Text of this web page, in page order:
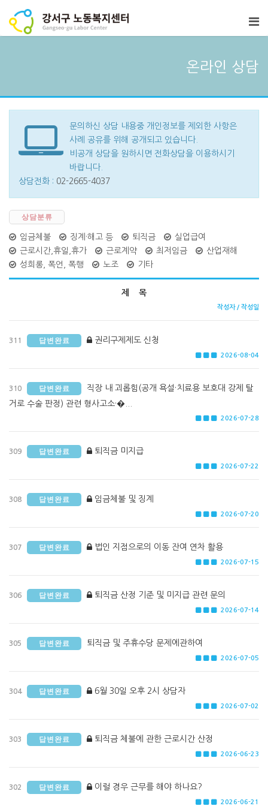
온라인 상담
문의하신 상담 내용중 개인정보를 제외한 사항은
사례 공유를 위해 공개되고 있습니다.
비공개 상담을 원하시면 전화상담을 이용하시기
바랍니다.
상담전화 : 02-2665-4037
상담분류
임금체불 징계·해고 등 퇴직금
실업급여
근로시간,휴일,휴가
근로계약 최저임금
산업재해
성희롱, 폭언, 폭행
노조 기타
제 목
작성자 / 작성일
311 답변완료 권리구제제도 신청
2026-08-04
310 답변완료
직장 내 괴롭힘(공개 욕설·치료용 보호대 강제 탈
거로 수술 판정) 관련 형사고소·�...
2026-07-28
309 답변완료 퇴직금 미지급
2026-07-22
308 답변완료 임금체불 및 징계
2026-07-20
307 답변완료 법인 지점으로의 이동 잔여 연차 활용
2026-07-15
306 답변완료 퇴직금 산정 기준 및 미지급 관련 문의
2026-07-14
305 답변완료 퇴직금 및 주휴수당 문제에관하여
2026-07-05
304 답변완료 6월 30일 오후 2시 상담자
2026-07-02
303 답변완료 퇴직금 체불에 관한 근로시간 산정
2026-06-23
302 답변완료 이럴 경우 근무를 해야 하나요?
2026-06-21